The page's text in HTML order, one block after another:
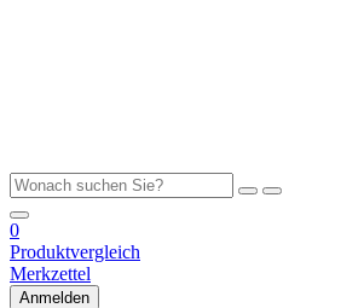
0
Produktvergleich
Merkzettel
Anmelden